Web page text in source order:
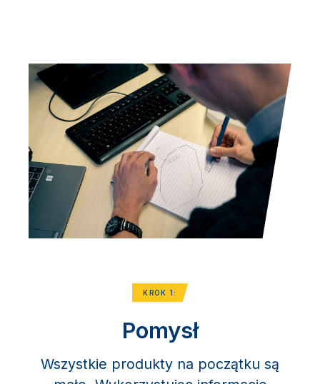
KROK 1:
Pomysł
Wszystkie produkty na początku są